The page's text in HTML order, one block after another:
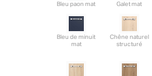
Bleu paon mat Galet mat
Bleu de minuit
mat
Chêne naturel
structuré